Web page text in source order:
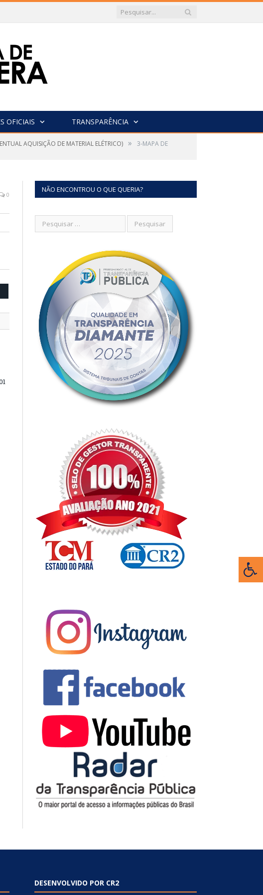
OFICIAIS TRANSPARÊNCIA
AQUISIÇÃO DE MATERIAL ELÉTRICO) » 3-MAPA DE
0
NÃO ENCONTROU O QUE QUERIA?
DESENVOLVIDO POR CR2